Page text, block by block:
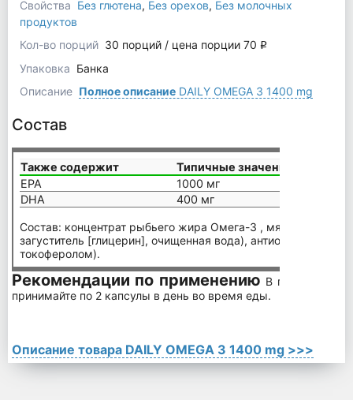
Свойства Без глютена, Без орехов, Без молочных
продуктов
Кол-во порций 30 порций / цена порции 70 q
Упаковка Банка
Описание Полное описаниеDAILY OMEGA 3 1400 mg
Состав
Также содержит
Типичные значения на 2
EPA
1000 мг
DHA
400 мг
Состав: концентрат рыбьего жира Омега-3 , мягкие
загуститель [глицерин], очищенная вода), антиоксидант
токоферолом).
Рекомендации по применению В периоды
принимайте по 2 капсулы в день во время еды.
Описание товара DAILY OMEGA 3 1400 mg >>>